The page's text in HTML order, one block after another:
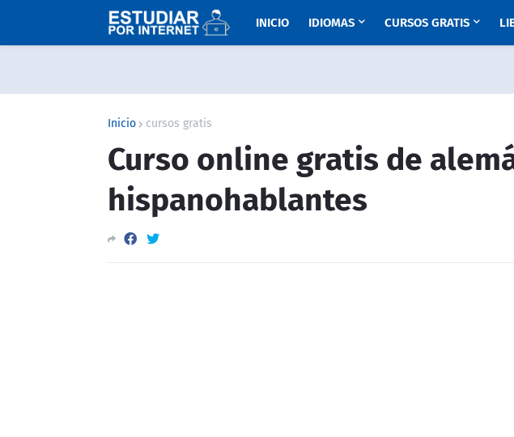
INICIO IDIOMAS CURSOS GRATIS
Inicio cursos gratis
Curso online gratis de
hispanohablantes